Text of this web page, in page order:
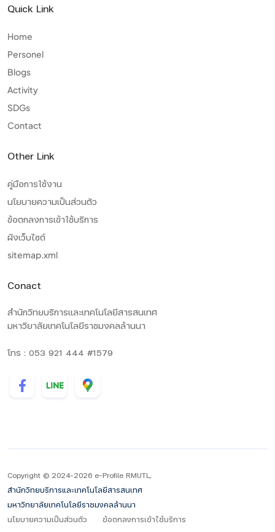
Quick Link
Home
Personel
Blogs
Activity
SDGs
Contact
Other Link
คู่มือการใช้งาน
นโยบายความเป็นส่วนตัว
ข้อตกลงการเข้าใช้บริการ
ผังเว็บไซต์
sitemap.xml
Conact
สำนักวิทยบริการและเทคโนโลยีสารสนเทศ
มหาวิยาลัยเทคโนโลยีราชมงคลล้านนา
โทร : 053 921 444 #1579
Copyright © 2024-2026 e-Profile RMUTL,
สำนักวิทยบริการและเทคโนโลยีสารสนเทศ
มหาวิทยาลัยเทคโนโลยีราชมงคลล้านนา
นโยบายความเป็นส่วนตัว
ข้อตกลงการเข้าใช้บริการ